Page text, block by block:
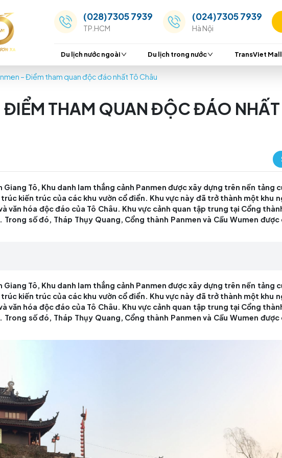
(028)7305 7939
Hà Nội
Du lịch nước ngoài Du lịch trong nước
– ĐIỂM THAM QUAN ĐỘC
tỉnh Giang Tô, Khu danh lam thắng cảnh Panmen được xây
cấu trúc kiến trúc của các khu vườn cổ điển. Khu vực này đã
sử và văn hóa độc đáo của Tô Châu. Khu vực cảnh quan tập
cảnh. Trong số đó, Tháp Thụy Quang, Cổng thành Panmen
tỉnh Giang Tô, Khu danh lam thắng cảnh Panmen được xây
cấu trúc kiến ​​trúc của các khu vườn cổ điển. Khu vực này đã
sử và văn hóa độc đáo của Tô Châu. Khu vực cảnh quan tập
cảnh. Trong số đó, Tháp Thụy Quang, Cổng thành Panmen